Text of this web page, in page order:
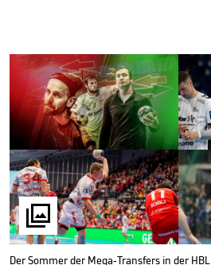

Der Sommer der Mega-Transfers in der HBL